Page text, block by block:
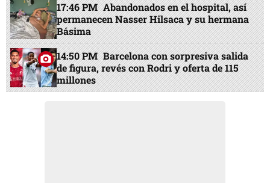
17:46 PM Abandonados en el hospital, así
permanecen Nasser Hilsaca y su hermana
Básima
14:50 PM Barcelona con sorpresiva salida
de figura, revés con Rodri y oferta de 115
millones